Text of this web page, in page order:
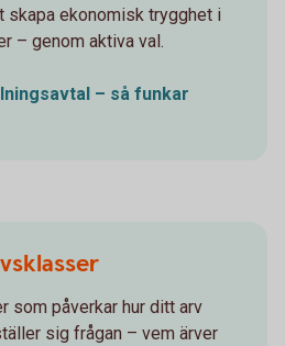
skapa ekonomisk trygghet i
– genom aktiva val.
– så funkar
som påverkar hur ditt arv
sig frågan – vem ärver